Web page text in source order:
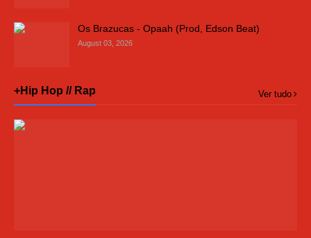
Os Brazucas - Opaah (Prod, Edson Beat)
August 03, 2026
+Hip Hop // Rap Ver tudo